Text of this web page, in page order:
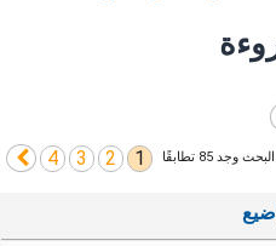
بحث متقدم
وجد 85 تطابقًا 1
2
3
4التالي